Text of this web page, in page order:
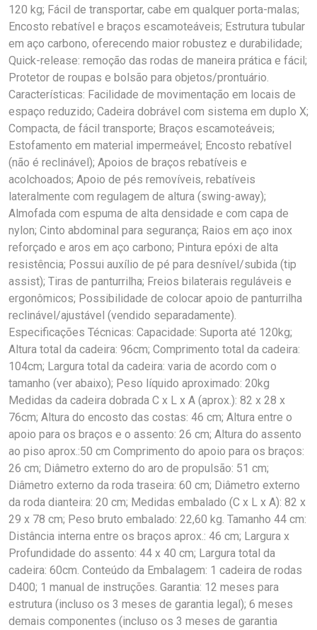
120 kg; Fácil de transportar, cabe em qualquer porta-malas;
Encosto rebatível e braços escamoteáveis; Estrutura tubular
em aço carbono, oferecendo maior robustez e durabilidade;
Quick-release: remoção das rodas de maneira prática e fácil;
Protetor de roupas e bolsão para objetos/prontuário.
Características: Facilidade de movimentação em locais de
espaço reduzido; Cadeira dobrável com sistema em duplo X;
Compacta, de fácil transporte; Braços escamoteáveis;
Estofamento em material impermeável; Encosto rebatível
(não é reclinável); Apoios de braços rebatíveis e
acolchoados; Apoio de pés removíveis, rebatíveis
lateralmente com regulagem de altura (swing-away);
Almofada com espuma de alta densidade e com capa de
nylon; Cinto abdominal para segurança; Raios em aço inox
reforçado e aros em aço carbono; Pintura epóxi de alta
resistência; Possui auxílio de pé para desnível/subida (tip
assist); Tiras de panturrilha; Freios bilaterais reguláveis e
ergonômicos; Possibilidade de colocar apoio de panturrilha
reclinável/ajustável (vendido separadamente).
Especificações Técnicas: Capacidade: Suporta até 120kg;
Altura total da cadeira: 96cm; Comprimento total da cadeira:
104cm; Largura total da cadeira: varia de acordo com o
tamanho (ver abaixo); Peso líquido aproximado: 20kg
Medidas da cadeira dobrada C x L x A (aprox.): 82 x 28 x
76cm; Altura do encosto das costas: 46 cm; Altura entre o
apoio para os braços e o assento: 26 cm; Altura do assento
ao piso aprox.:50 cm Comprimento do apoio para os braços:
26 cm; Diâmetro externo do aro de propulsão: 51 cm;
Diâmetro externo da roda traseira: 60 cm; Diâmetro externo
da roda dianteira: 20 cm; Medidas embalado (C x L x A): 82 x
29 x 78 cm; Peso bruto embalado: 22,60 kg. Tamanho 44 cm:
Distância interna entre os braços aprox.: 46 cm; Largura x
Profundidade do assento: 44 x 40 cm; Largura total da
cadeira: 60cm. Conteúdo da Embalagem: 1 cadeira de rodas
D400; 1 manual de instruções. Garantia: 12 meses para
estrutura (incluso os 3 meses de garantia legal); 6 meses
demais componentes (incluso os 3 meses de garantia